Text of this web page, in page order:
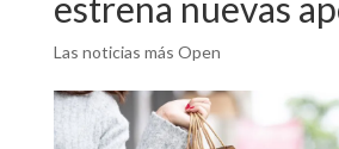
Las noticias más Open